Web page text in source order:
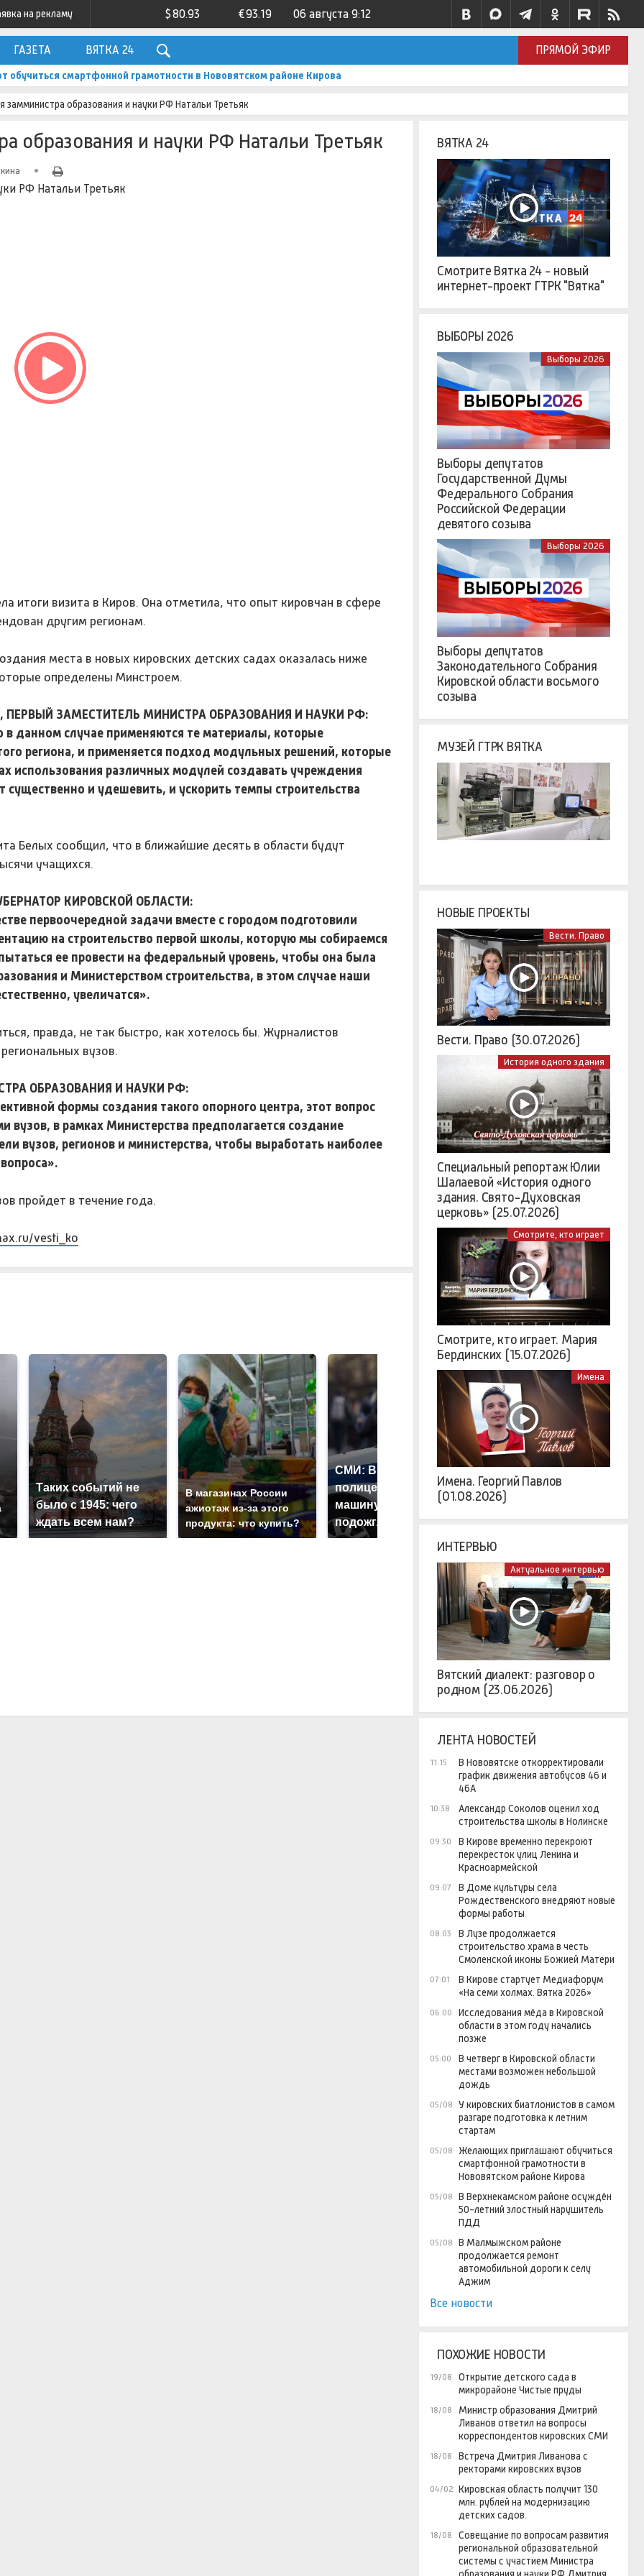
на рекламу $80.93 €93.19 06 августа 9:12
ГАЗЕТА ВЯТКА 24 ПРЯМОЙ ЭФИР
смартфонной грамотности в Нововятском районе Кирова
образования и науки РФ Натальи Третьяк
образования и науки РФ Натальи Третьяк
итоги визита в Киров. Она отметила, что опыт кировчан в сфере
другим регионам.
места в новых кировских детских садах оказалась ниже
определены Минстроем.
ПЕРВЫЙ ЗАМЕСТИТЕЛЬ МИНИСТРА ОБРАЗОВАНИЯ И НАУКИ РФ:
в данном случае применяются те материалы, которые
региона, и применяется подход модульных решений, которые
использования различных модулей создавать учреждения
и удешевить, и ускорить темпы строительства
Белых сообщил, что в ближайшие десять в области будут
учащихся.
КИРОВСКОЙ ОБЛАСТИ:
первоочередной задачи вместе с городом подготовили
на строительство первой школы, которую мы собираемся
ее провести на федеральный уровень, чтобы она была
и Министерством строительства, в этом случае наши
увеличатся».
правда, не так быстро, как хотелось бы. Журналистов
вузов.
ОБРАЗОВАНИЯ И НАУКИ РФ:
формы создания такого опорного центра, этот вопрос
вузов, в рамках Министерства предполагается создание
вузов, регионов и министерства, чтобы выработать наиболее
пройдет в течение года.
vesti_ko
Таких событий не
было с 1945: чего
ждать всем нам?
В магазинах России
ажиотаж из-за этого
продукта: что купить?
СМИ: В Химках на
полицейскую
машину напали и
подожгли.
Где будет встреча
президентов США и
России: Европа?
ВЯТКА 24
Смотрите Вятка 24 - новый
интернет-проект ГТРК "Вятка"
ВЫБОРЫ 2026
Выборы 2026
Выборы депутатов
Государственной Думы
Федерального Собрания
Российской Федерации
девятого созыва
Выборы 2026
Выборы депутатов
Законодательного Собрания
Кировской области восьмого
созыва
МУЗЕЙ ГТРК ВЯТКА
НОВЫЕ ПРОЕКТЫ
Вести. Право
Вести. Право (30.07.2026)
История одного здания
Специальный репортаж Юлии
Шалаевой «История одного
здания. Свято-Духовская
церковь» (25.07.2026)
Смотрите, кто играет
Смотрите, кто играет. Мария
Бердинских (15.07.2026)
Имена
Имена. Георгий Павлов
(01.08.2026)
ИНТЕРВЬЮ
Актуальное интервью
Вятский диалект: разговор о
родном (23.06.2026)
ЛЕНТА НОВОСТЕЙ
11:15
В Нововятске откорректировали
график движения автобусов 46 и
46А
10:38
Александр Соколов оценил ход
строительства школы в Нолинске
09:30
В Кирове временно перекроют
перекресток улиц Ленина и
Красноармейской
09:07
В Доме культуры села
Рождественского внедряют новые
формы работы
08:03
В Лузе продолжается
строительство храма в честь
Смоленской иконы Божией Матери
07:01
В Кирове стартует Медиафорум
«На семи холмах. Вятка 2026»
06:00
Исследования мёда в Кировской
области в этом году начались
позже
05:00
В четверг в Кировской области
местами возможен небольшой
дождь
05/08
У кировских биатлонистов в самом
разгаре подготовка к летним
стартам
05/08
Желающих приглашают обучиться
смартфонной грамотности в
Нововятском районе Кирова
05/08
В Верхнекамском районе осуждён
50-летний злостный нарушитель
ПДД
05/08
В Малмыжском районе
продолжается ремонт
автомобильной дороги к селу
Аджим
Все новости
ПОХОЖИЕ НОВОСТИ
19/08
Открытие детского сада в
микрорайоне Чистые пруды
18/08
Министр образования Дмитрий
Ливанов ответил на вопросы
корреспондентов кировских СМИ
18/08
Встреча Дмитрия Ливанова с
ректорами кировских вузов
04/02 Кировская область получит 130
млн. рублей на модернизацию
детских садов.
18/08
Совещание по вопросам развития
региональной образовательной
системы с участием Министра